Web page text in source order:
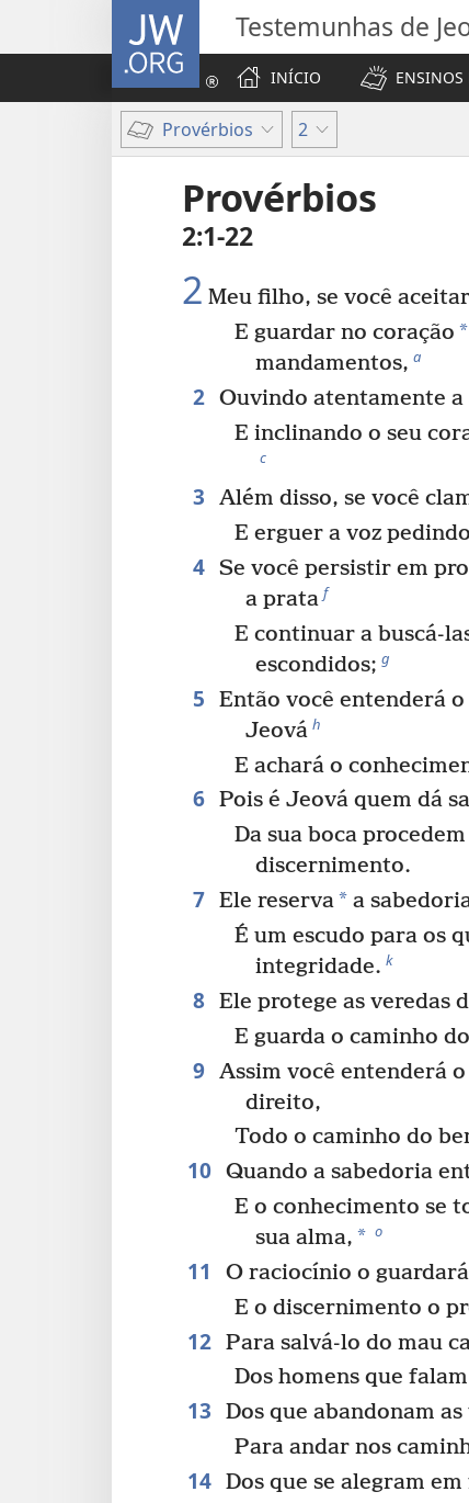
JW.ORG Testemunhas de
INÍCIO
ENSINOS
Provérbios 2
Provérbios
2:1-22
2 Meu filho, se você
E guardar no coração *
mandamentos, a
2 Ouvindo atentamente a
E inclinando o seu
c
3 Além disso, se você
E erguer a voz
4 Se você persistir em
a prata f
E continuar a buscá-
escondidos; g
5
Então você entenderá
Jeová h
E achará o
6 Pois é Jeová quem dá
Da sua boca
discernimento.
7 Ele reserva*a
É um escudo para os
integridade. k
8 Ele protege as veredas
E guarda o caminho
9 Assim você entenderá
direito,
Todo o caminho do
10 Quando a sabedoria
E o conhecimento se
sua alma, * o
11 O raciocínio o guardará
E o discernimento o
12 Para salvá-lo do mau
Dos homens que
13
Dos que abandonam
Para andar nos
14 Dos que se alegram